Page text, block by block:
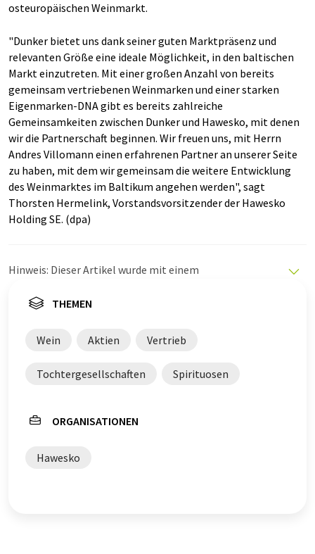
osteuropäischen Weinmarkt.
"Dunker bietet uns dank seiner guten Marktpräsenz und
relevanten Größe eine ideale Möglichkeit, in den baltischen
Markt einzutreten. Mit einer großen Anzahl von bereits
gemeinsam vertriebenen Weinmarken und einer starken
Eigenmarken-DNA gibt es bereits zahlreiche
Gemeinsamkeiten zwischen Dunker und Hawesko, mit denen
wir die Partnerschaft beginnen. Wir freuen uns, mit Herrn
Andres Villomann einen erfahrenen Partner an unserer Seite
zu haben, mit dem wir gemeinsam die weitere Entwicklung
des Weinmarktes im Baltikum angehen werden", sagt
Thorsten Hermelink, Vorstandsvorsitzender der Hawesko
Holding SE. (dpa)
Hinweis: Dieser Artikel wurde mit einem
LUMITOS bietet diese automatischen Übersetzungen
Nachrichten zu präsentieren. Da dieser Artikel mit
möglich, dass er Fehler im Vokabular, in der Syntax oder
in der Grammatik enthält. Den ursprünglichen Artikel in
THEMEN
Wein Aktien Vertrieb
Tochtergesellschaften Spirituosen
ORGANISATIONEN
Hawesko